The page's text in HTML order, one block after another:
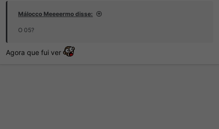
Málocco Meeeermo disse:
O 05?
Agora que fui ver